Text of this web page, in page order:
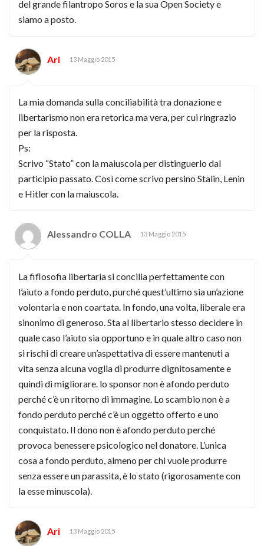
del grande filantropo Soros e la sua Open Society e
siamo a posto.
Ari 13 Maggio 2015
La mia domanda sulla conciliabilità tra donazione e
libertarismo non era retorica ma vera, per cui ringrazio
per la risposta.
Ps:
Scrivo “Stato” con la maiuscola per distinguerlo dal
participio passato. Così come scrivo persino Stalin, Lenin
e Hitler con la maiuscola.
Alessandro COLLA 13 Maggio 2015
La fiflosofia libertaria si concilia perfettamente con
l’aiuto a fondo perduto, purché quest’ultimo sia un’azione
volontaria e non coartata. In fondo, una volta, liberale era
sinonimo di generoso. Sta al libertario stesso decidere in
quale caso l’aiuto sia opportuno e in quale altro caso non
si rischi di creare un’aspettativa di essere mantenuti a
vita senza alcuna voglia di produrre dignitosamente e
quindi di migliorare. lo sponsor non è afondo perduto
perché c’è un ritorno di immagine. Lo scambio non è a
fondo perduto perché c’è un oggetto offerto e uno
conquistato. Il dono non è afondo perduto perché
provoca benessere psicologico nel donatore. L’unica
cosa a fondo perduto, almeno per chi vuole produrre
senza essere un parassita, è lo stato (rigorosamente con
la esse minuscola).
Ari 13 Maggio 2015